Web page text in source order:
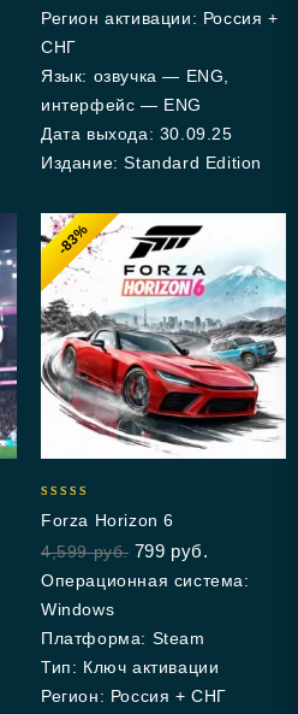
Регион активации: Россия +
СНГ
Язык: озвучка — ENG,
интерфейс — ENG
Дата выхода: 30.09.25
Издание: Standard Edition
-83%
out of 5
Forza Horizon 6
4,599руб. 799 руб.
Операционная система:
Windows
Платформа: Steam
Тип: Ключ активации
Регион: Россия + СНГ